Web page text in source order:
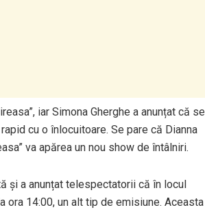
iar Simona Gherghe a anunțat că se
cu o înlocuitoare. Se pare că Dianna
va apărea un nou show de întâlniri.
și a anunțat telespectatorii că în locul
ora 14:00, un alt tip de emisiune. Aceasta